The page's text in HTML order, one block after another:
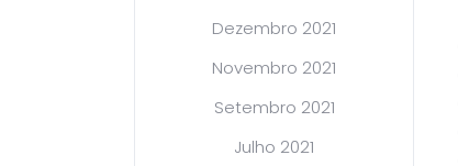
Dezembro 2021
Novembro 2021
Setembro 2021
Julho 2021